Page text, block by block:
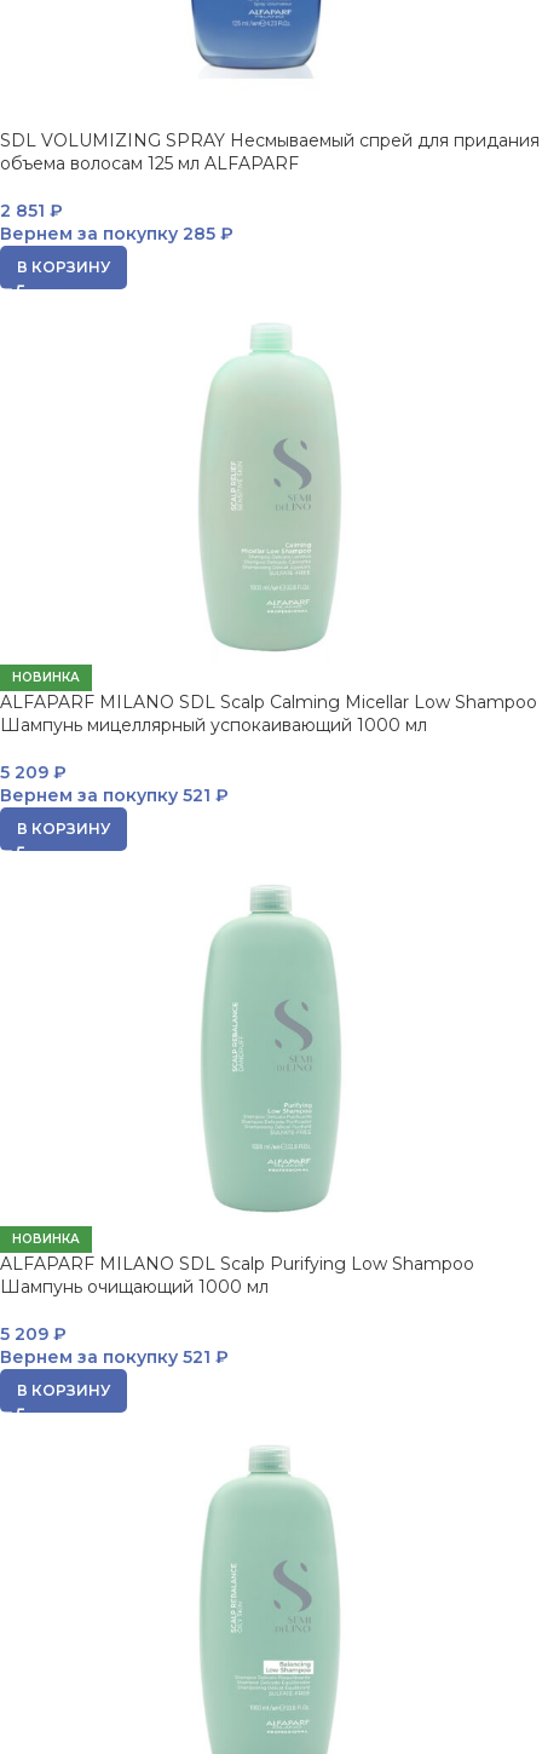
SDL VOLUMIZING SPRAY Несмываемый спрей для придания
объема волосам 125 мл ALFAPARF
2 851 ₽
Вернем за покупку 285 ₽
В КОРЗИНУ
НОВИНКА
ALFAPARF MILANO SDL Scalp Calming Micellar Low Shampoo
Шампунь мицеллярный успокаивающий 1000 мл
5 209 ₽
Вернем за покупку 521 ₽
В КОРЗИНУ
НОВИНКА
ALFAPARF MILANO SDL Scalp Purifying Low Shampoo
Шампунь очищающий 1000 мл
5 209 ₽
Вернем за покупку 521 ₽
В КОРЗИНУ